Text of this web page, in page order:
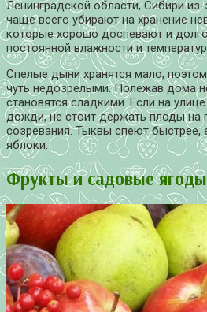
Ленинградской области, Сибири
чаще всего убирают на хранение
которые хорошо доспевают и долго
постоянной влажности и
Спелые дыни хранятся мало,
чуть недозрелыми. Полежав дома
становятся сладкими. Если на
дожди, не стоит держать плоды на
созревания. Тыквы спеют быстрее,
яблоки.
Фрукты и садовые ягоды